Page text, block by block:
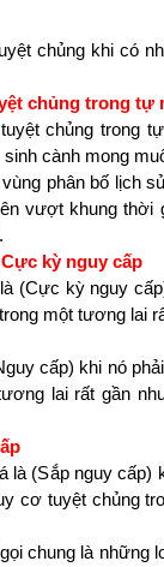
chủng khi có
chủng trong tự
chủng trong
cành mong
phân bố lịch
vượt khung thời
kỳ nguy cấp
(Cực kỳ nguy
một tương lai
cấp) khi nó
lai rất gần
là (Sắp nguy cấp)
cơ tuyệt chủng
chung là những